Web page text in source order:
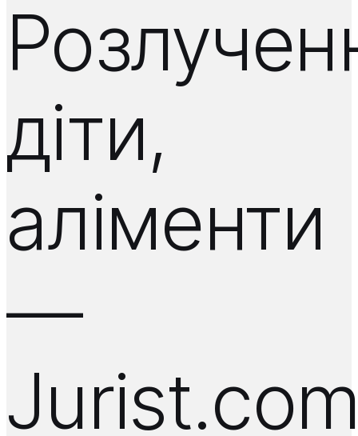
діти,
аліменти
—